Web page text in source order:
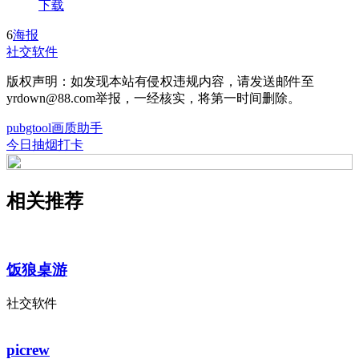
下载
6海报
社交软件
版权声明：如发现本站有侵权违规内容，请发送邮件至
yrdown@88.com举报，一经核实，将第一时间删除。
pubgtool画质助手
今日抽烟打卡
相关推荐
饭狼桌游
社交软件
picrew